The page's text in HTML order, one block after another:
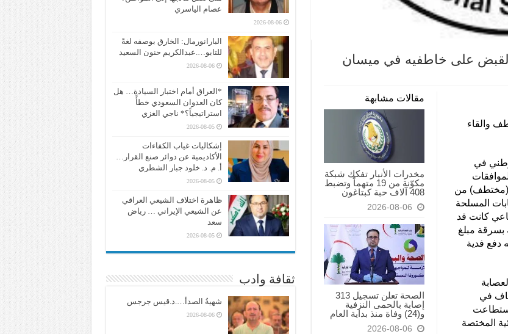
على خاطفيه في ميسان
مقالات مشابهة
مخدرات الأنبار تفكك شبكة
مكوّنة من 19 متهماً وتضبط
408 آلاف حبة كبتاغون
2026-08-06
الصحة تعلن تسجيل 313
إصابة بالحمى النزفية
و(24) وفاة منذ بداية العام
2026-08-06
والقاء
في
(مختطف) من
المسلحة
كانت قد
بسرقة مبلغ
دفع فدية
في
المختصة
عصام الياسري
2026-08-06
البارانورمال: الخارق بوصفه لغةً
للتابو….عبدالكريم حنون السعيد
2026-08-06
*العراق أمام اختبار السيادة… هل
كان العدوان السعودي خطأً
استراتيجياً؟* ناجي الغزي
2026-08-05
إشكاليات غياب الكفاءات
الأكاديمية عن دوائر صنع القرار…
أ. م. د. خلود جبار الشطري
2026-08-05
ظاهرة اختلاف الشيعي العراقي
عن الشيعي الإيراني … رياض
سعد
2026-08-05
ثقافة وادب
شهيةُ الصدأ….د.قيس جرجس
2026-08-06